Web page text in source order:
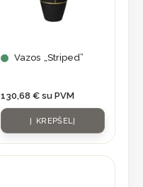
Vazos „Striped”
130,68 € su PVM
Į KREPŠELĮ